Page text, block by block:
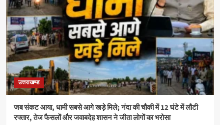
उत्तराखण्ड
जब संकट आया, धामी सबसे आगे खड़े मिले; नंदा की चौकी में 12 घंटे में लौटी
रफ्तार, तेज फैसलों और जवाबदेह शासन ने जीता लोगों का भरोसा